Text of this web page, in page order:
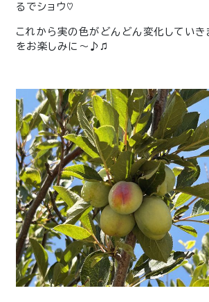
るでショウ♡
これから実の色がどんどん変化していき
をお楽しみに〜♪♫